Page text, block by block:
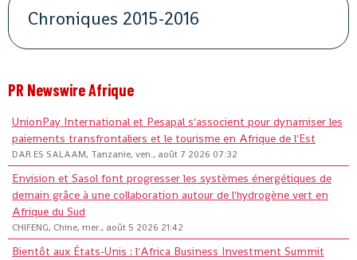
Chroniques 2015-2016
PR Newswire Afrique
UnionPay International et Pesapal s'associent pour dynamiser les
paiements transfrontaliers et le tourisme en Afrique de l'Est
DAR ES SALAAM, Tanzanie, ven., août 7 2026 07:32
Envision et Sasol font progresser les systèmes énergétiques de
demain grâce à une collaboration autour de l'hydrogène vert en
Afrique du Sud
CHIFENG, Chine, mer., août 5 2026 21:42
Bientôt aux États-Unis : l'Africa Business Investment Summit